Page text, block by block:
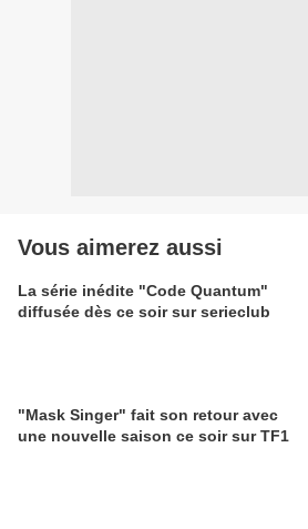
Vous aimerez aussi
La série inédite "Code Quantum"
diffusée dès ce soir sur serieclub
"Mask Singer" fait son retour avec
une nouvelle saison ce soir sur TF1